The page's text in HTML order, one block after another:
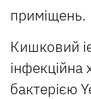
приміщень.
Кишковий
бактерією